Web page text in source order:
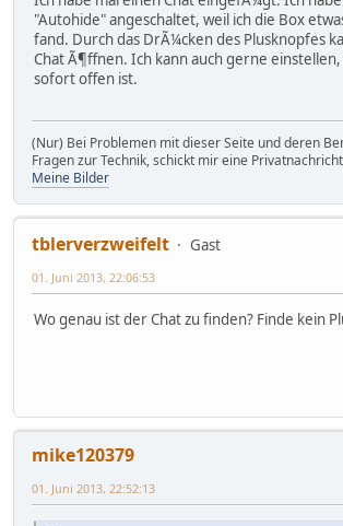
"Autohide" angeschaltet, weil ich die Box
fand. Durch das DrÃ¼cken des Plusknopfes
Chat Ã¶ffnen. Ich kann auch gerne einstellen,
sofort offen ist.
(Nur) Bei Problemen mit dieser Seite und deren
Fragen zur Technik, schickt mir eine
Meine Bilder
tblerverzweifelt
Gast
01. Juni 2013, 22:06:53
Wo genau ist der Chat zu finden? Finde kein
mike120379
01. Juni 2013, 22:52:13